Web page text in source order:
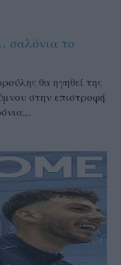
σαλόνια το
θα ηγηθεί της
στην επιστροφή